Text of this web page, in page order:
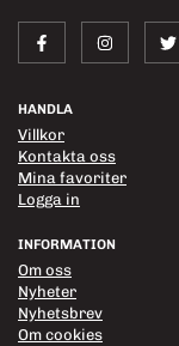
HANDLA
Villkor
Kontakta oss
Mina favoriter
Logga in
INFORMATION
Om oss
Nyheter
Nyhetsbrev
Om cookies